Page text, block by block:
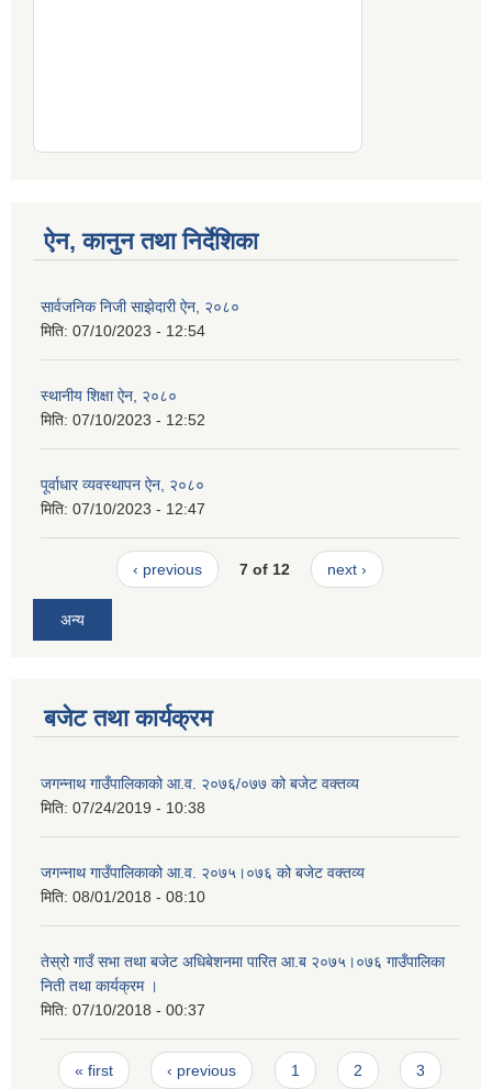
ऐन, कानुन तथा निर्देशिका
सार्वजनिक निजी साझेदारी ऐन, २०८०
मिति: 07/10/2023 - 12:54
स्थानीय शिक्षा ऐन, २०८०
मिति: 07/10/2023 - 12:52
पूर्वाधार व्यवस्थापन ऐन, २०८०
मिति: 07/10/2023 - 12:47
‹ previous 7 of 12 next ›
अन्य
बजेट तथा कार्यक्रम
जगन्नाथ गाउँपालिकाको आ.व. २०७६/०७७ को बजेट वक्तव्य
मिति: 07/24/2019 - 10:38
जगन्नाथ गाउँपालिकाको आ.व. २०७५।०७६ को बजेट वक्तव्य
मिति: 08/01/2018 - 08:10
तेस्रो गाउँ सभा तथा बजेट अधिबेशनमा पारित आ.ब २०७५।०७६ गाउँपालिका
निती तथा कार्यक्रम ।
मिति: 07/10/2018 - 00:37
Pages
« first ‹ previous 1 2 3